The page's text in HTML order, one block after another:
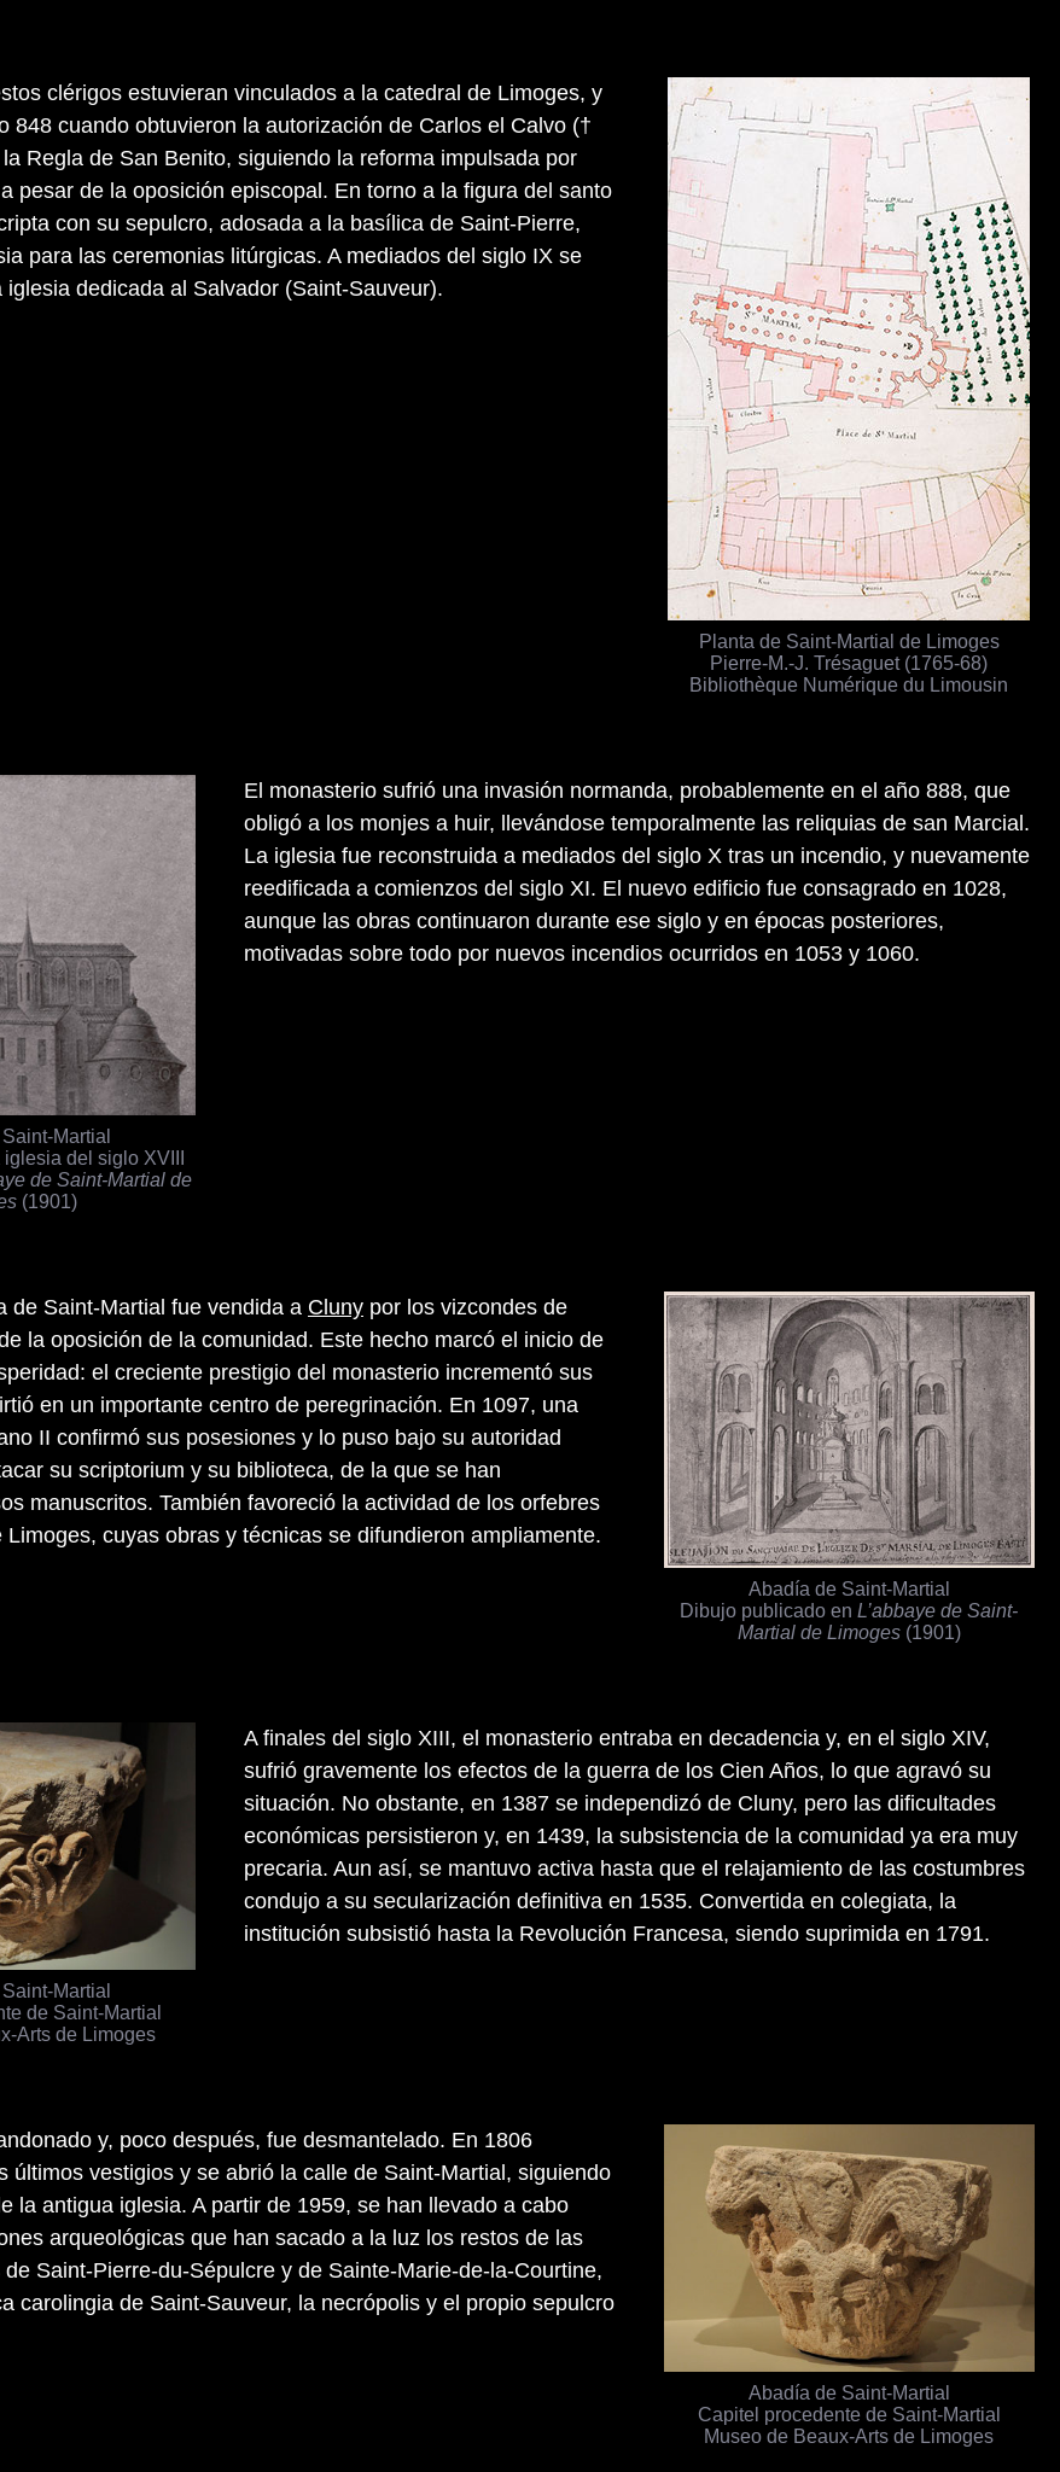
clérigos estuvieran vinculados a la catedral de Limoges, y
848 cuando obtuvieron la autorización de Carlos el Calvo (†
Regla de San Benito, siguiendo la reforma impulsada por
pesar de la oposición episcopal. En torno a la figura del santo
con su sepulcro, adosada a la basílica de Saint-Pierre,
para las ceremonias litúrgicas. A mediados del siglo IX se
iglesia dedicada al Salvador (Saint-Sauveur).
Planta de Saint-Martial de Limoges
Pierre-M.-J. Trésaguet (1765-68)
Bibliothèque Numérique du Limousin
Martial
del siglo XVIII
de Saint-Martial de
(1901)
El monasterio sufrió una invasión normanda, probablemente en el año 888, que
obligó a los monjes a huir, llevándose temporalmente las reliquias de san Marcial.
La iglesia fue reconstruida a mediados del siglo X tras un incendio, y nuevamente
reedificada a comienzos del siglo XI. El nuevo edificio fue consagrado en 1028,
aunque las obras continuaron durante ese siglo y en épocas posteriores,
motivadas sobre todo por nuevos incendios ocurridos en 1053 y 1060.
de Saint-Martial fue vendida a Cluny por los vizcondes de
la oposición de la comunidad. Este hecho marcó el inicio de
el creciente prestigio del monasterio incrementó sus
en un importante centro de peregrinación. En 1097, una
II confirmó sus posesiones y lo puso bajo su autoridad
su scriptorium y su biblioteca, de la que se han
manuscritos. También favoreció la actividad de los orfebres
cuyas obras y técnicas se difundieron ampliamente.
Abadía de Saint-Martial
Dibujo publicado enL’abbaye de Saint-
Martial de Limoges(1901)
Martial
de Saint-Martial
Arts de Limoges
A finales del siglo XIII, el monasterio entraba en decadencia y, en el siglo XIV,
sufrió gravemente los efectos de la guerra de los Cien Años, lo que agravó su
situación. No obstante, en 1387 se independizó de Cluny, pero las dificultades
económicas persistieron y, en 1439, la subsistencia de la comunidad ya era muy
precaria. Aun así, se mantuvo activa hasta que el relajamiento de las costumbres
condujo a su secularización definitiva en 1535. Convertida en colegiata, la
institución subsistió hasta la Revolución Francesa, siendo suprimida en 1791.
y, poco después, fue desmantelado. En 1806
últimos vestigios y se abrió la calle de Saint-Martial, siguiendo
la antigua iglesia. A partir de 1959, se han llevado a cabo
arqueológicas que han sacado a la luz los restos de las
Saint-Pierre-du-Sépulcre y de Sainte-Marie-de-la-Courtine,
carolingia de Saint-Sauveur, la necrópolis y el propio sepulcro
Abadía de Saint-Martial
Capitel procedente de Saint-Martial
Museo de Beaux-Arts de Limoges